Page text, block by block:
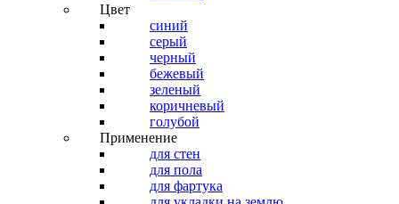
Цвет
синий
серый
черный
бежевый
зеленый
коричневый
голубой
Применение
для стен
для пола
для фартука